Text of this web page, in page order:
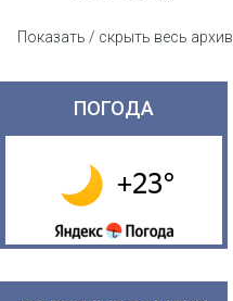
Показать / скрыть весь архив
ПОГОДА